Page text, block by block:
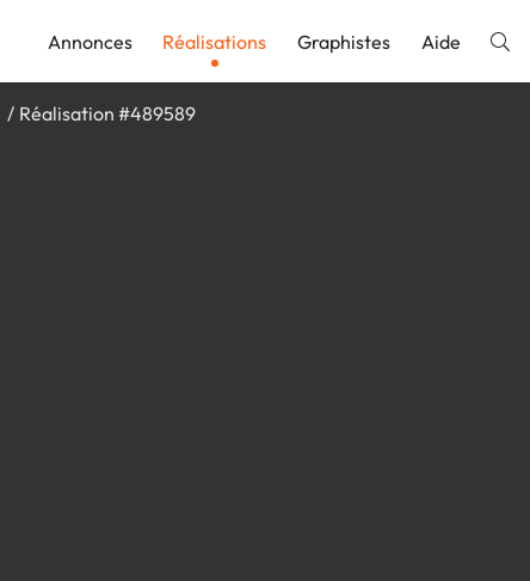
Annonces Réalisations Graphistes Aide
Réalisation #489589